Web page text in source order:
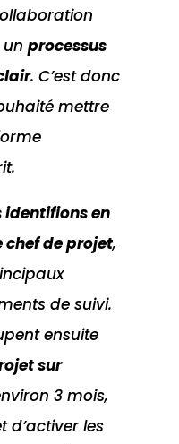
un processus
. C’est donc
mettre
identifions en
chef de projet,
de suivi.
ensuite
sur
3 mois,
d’activer les